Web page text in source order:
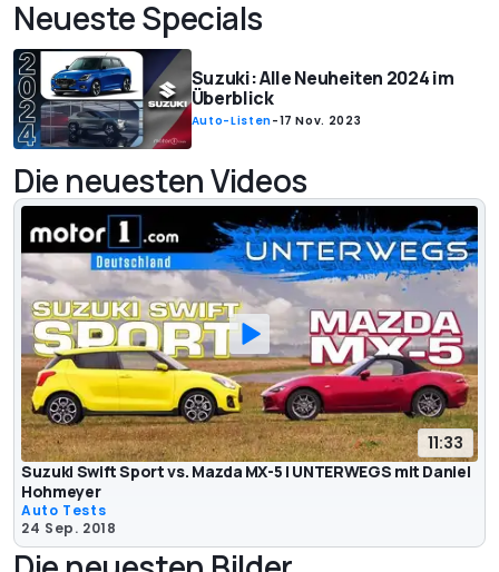
Neueste Specials
Suzuki: Alle Neuheiten 2024 im
Überblick
Auto-Listen-17 Nov. 2023
Die neuesten Videos
11:33
Suzuki Swift Sport vs. Mazda MX-5 | UNTERWEGS mit Daniel
Hohmeyer
Auto Tests
24 Sep. 2018